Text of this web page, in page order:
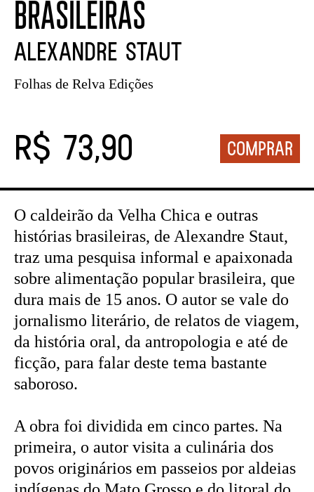
BRASILEIRAS
Alexandre Staut
Folhas de Relva Edições
R$ 73,90
O caldeirão da Velha Chica e outras
histórias brasileiras, de Alexandre Staut,
traz uma pesquisa informal e apaixonada
sobre alimentação popular brasileira, que
dura mais de 15 anos. O autor se vale do
jornalismo literário, de relatos de viagem,
da história oral, da antropologia e até de
ficção, para falar deste tema bastante
saboroso.
A obra foi dividida em cinco partes. Na
primeira, o autor visita a culinária dos
povos originários em passeios por aldeias